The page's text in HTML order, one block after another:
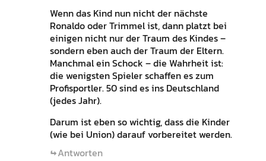
Wenn das Kind nun nicht der nächste
Ronaldo oder Trimmel ist, dann platzt bei
einigen nicht nur der Traum des Kindes –
sondern eben auch der Traum der Eltern.
Manchmal ein Schock – die Wahrheit ist:
die wenigsten Spieler schaffen es zum
Profisportler. 50 sind es ins Deutschland
(jedes Jahr).
Darum ist eben so wichtig, dass die Kinder
(wie bei Union) darauf vorbereitet werden.
Antworten